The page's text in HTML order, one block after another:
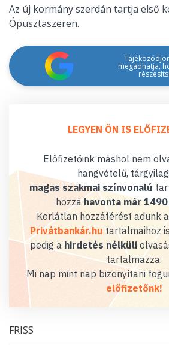
Az új kormány szerdán tartja első
Ópusztaszeren.
megadhatja,
LEGYEN ÖN IS
Előfizetőink máshol nem
hangvételű,
magas szakmai színvonalú
hozzáhavonta már
Korlátlan hozzáférést adunk
Privátbankár.hu tartalmaihoz
pedig a hirdetés nélküli
tartalmazza.
Mi nap mint nap bizonyítani
előfizetőnk!
FRISS